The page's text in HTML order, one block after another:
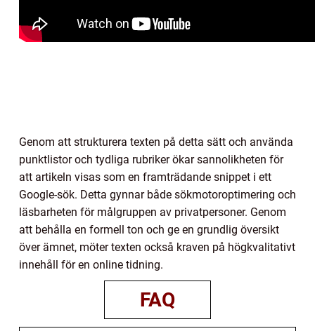
Genom att strukturera texten på detta sätt och använda
punktlistor och tydliga rubriker ökar sannolikheten för
att artikeln visas som en framträdande snippet i ett
Google-sök. Detta gynnar både sökmotoroptimering och
läsbarheten för målgruppen av privatpersoner. Genom
att behålla en formell ton och ge en grundlig översikt
över ämnet, möter texten också kraven på högkvalitativt
innehåll för en online tidning.
FAQ